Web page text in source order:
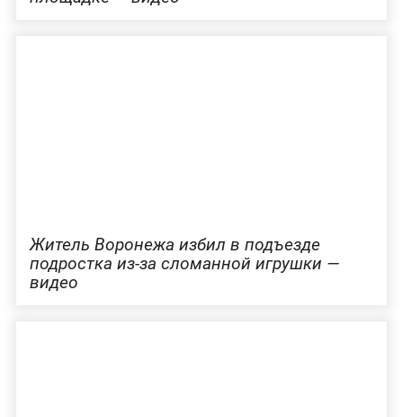
Житель Воронежа избил в подъезде
подростка из-за сломанной игрушки —
видео